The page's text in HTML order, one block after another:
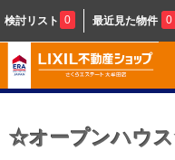
検討リスト 0 最近見た物件 0
☆オープンハウ